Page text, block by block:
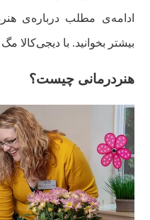
ادامه‌ی مطلب درباره‌ی
بیشتر بخوانید. با دیجی‌کالا
هنردرمانی چیست؟